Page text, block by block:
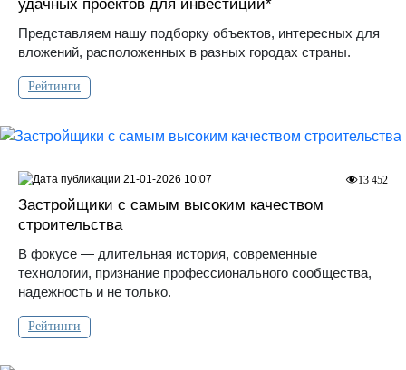
удачных проектов для инвестиций*
Представляем нашу подборку объектов, интересных для
вложений, расположенных в разных городах страны.
Рейтинги
Застройщики с самым высоким качеством
строительства
В фокусе — длительная история, современные
технологии, признание профессионального сообщества,
надежность и не только.
Рейтинги
13 452
21-01-2026 10:07